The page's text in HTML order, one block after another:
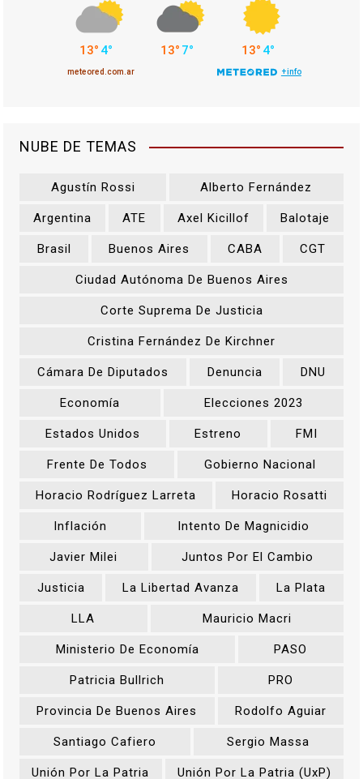
NUBE DE TEMAS
Agustín Rossi Alberto Fernández
Argentina ATE Axel Kicillof Balotaje
Brasil Buenos Aires CABA CGT
Ciudad Autónoma De Buenos Aires
Corte Suprema De Justicia
Cristina Fernández De Kirchner
Cámara De Diputados Denuncia DNU
Economía Elecciones 2023
Estados Unidos Estreno FMI
Frente De Todos Gobierno Nacional
Horacio Rodríguez Larreta Horacio Rosatti
Inflación Intento De Magnicidio
Javier Milei Juntos Por El Cambio
Justicia La Libertad Avanza La Plata
LLA Mauricio Macri
Ministerio De Economía PASO
Patricia Bullrich PRO
Provincia De Buenos Aires Rodolfo Aguiar
Santiago Cafiero Sergio Massa
Unión Por La Patria Unión Por La Patria (UxP)